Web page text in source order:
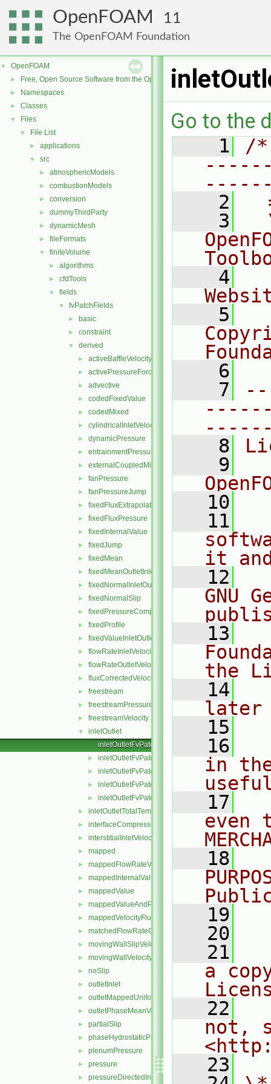
OpenFOAM 11
The OpenFOAM Foundation
▼ OpenFOAM
► Free, Open Source Software from the OpenFOAM Foundation
► Namespaces
► Classes
▼ Files
▼ File List
► applications
▼ src
► atmosphericModels
► combustionModels
► conversion
► dummyThirdParty
► dynamicMesh
► fileFormats
▼ finiteVolume
► algorithms
► cfdTools
▼ fields
▼ fvPatchFields
► basic
► constraint
▼ derived
► activeBaffleVelocity
► activePressureForceBaffleVelocity
► advective
► codedFixedValue
► codedMixed
► cylindricalInletVelocity
► dynamicPressure
► entrainmentPressure
► externalCoupledMixed
► fanPressure
► fanPressureJump
► fixedFluxExtrapolatedPressure
► fixedFluxPressure
► fixedInternalValue
► fixedJump
► fixedMean
► fixedMeanOutletInlet
► fixedNormalInletOutletVelocity
► fixedNormalSlip
► fixedPressureCompressibleDensity
► fixedProfile
► fixedValueInletOutlet
► flowRateInletVelocity
► flowRateOutletVelocity
► fluxCorrectedVelocity
► freestream
► freestreamPressure
► freestreamVelocity
▼
inletOutlet
inletOutletFvPatchField.C
► inletOutletFvPatchField.H
► inletOutletFvPatchFields.C
► inletOutletFvPatchFields.H
► inletOutletFvPatchFieldsFwd.H
► inletOutletTotalTemperature
► interfaceCompression
► interstitialInletVelocity
► mapped
► mappedFlowRateVelocity
► mappedInternalValue
► mappedValue
► mappedValueAndPatchInternalValue
► mappedVelocityFlux
► matchedFlowRateOutletVelocity
► movingWallSlipVelocity
► movingWallVelocity
► noSlip
► outletInlet
► outletMappedUniformInlet
► outletPhaseMeanVelocity
► partialSlip
► phaseHydrostaticPressure
► plenumPressure
► pressure
► pressureDirectedInletOutletVelocity
Go to the
    1
/
    2
    3
    4
    5
    6
    7
    8
    9
   10
   11
it
   12
GNU
   13
the
   14
later
   15
   16
in
   17
even
   18
   19
   20
   21
a
   22
not,
   23